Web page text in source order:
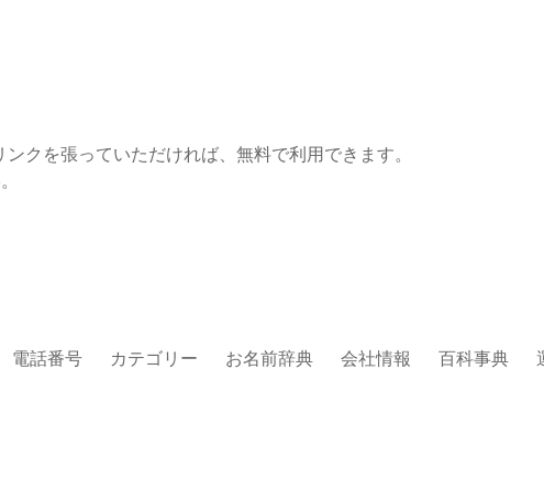
クを張っていただければ、無料で利用できます。
電話番号 カテゴリー お名前辞典 会社情報 百科事典